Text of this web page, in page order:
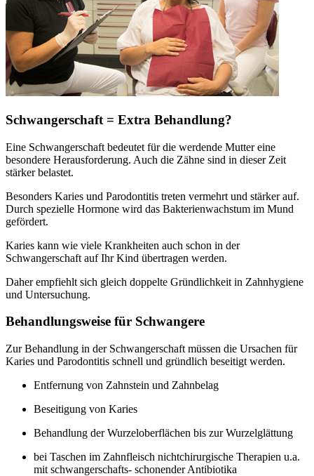
Schwangerschaft = Extra Behandlung?
Eine Schwangerschaft bedeutet für die werdende Mutter eine
besondere Herausforderung. Auch die Zähne sind in dieser Zeit
stärker belastet.
Besonders Karies und Parodontitis treten vermehrt und stärker auf.
Durch spezielle Hormone wird das Bakterienwachstum im Mund
gefördert.
Karies kann wie viele Krankheiten auch schon in der
Schwangerschaft auf Ihr Kind übertragen werden.
Daher empfiehlt sich gleich doppelte Gründlichkeit in Zahnhygiene
und Untersuchung.
Behandlungsweise für Schwangere
Zur Behandlung in der Schwangerschaft müssen die Ursachen für
Karies und Parodontitis schnell und gründlich beseitigt werden.
Entfernung von Zahnstein und Zahnbelag
Beseitigung von Karies
Behandlung der Wurzeloberflächen bis zur Wurzelglättung
bei Taschen im Zahnfleisch nichtchirurgische Therapien u.a.
mit schwangerschafts- schonender Antibiotika